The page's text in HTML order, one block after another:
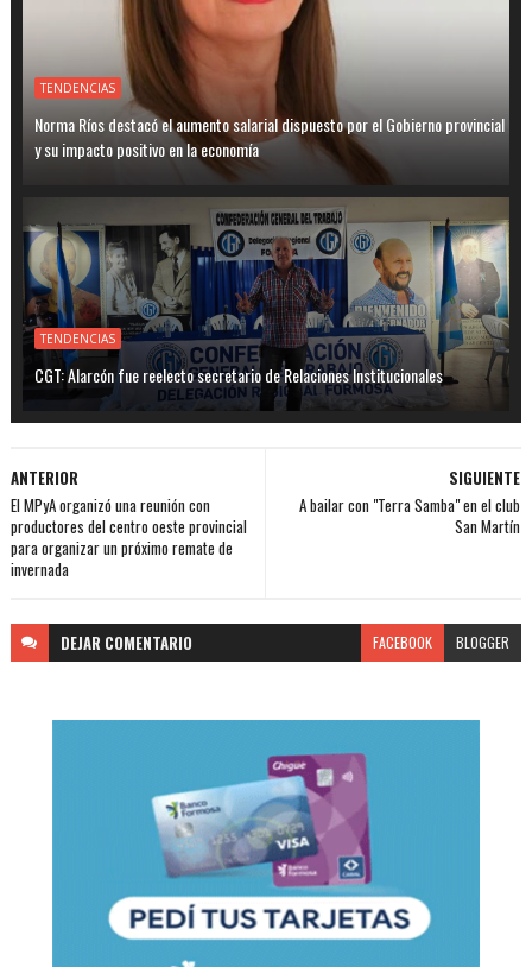
TENDENCIAS
Norma Ríos destacó el aumento salarial dispuesto por el Gobierno provincial
y su impacto positivo en la economía
TENDENCIAS
CGT: Alarcón fue reelecto secretario de Relaciones Institucionales
SIGUIENTE
A bailar con "Terra Samba" en el club
San Martín
ANTERIOR
El MPyA organizó una reunión con
productores del centro oeste provincial
para organizar un próximo remate de
invernada
DEJAR COMENTARIO FACEBOOK BLOGGER